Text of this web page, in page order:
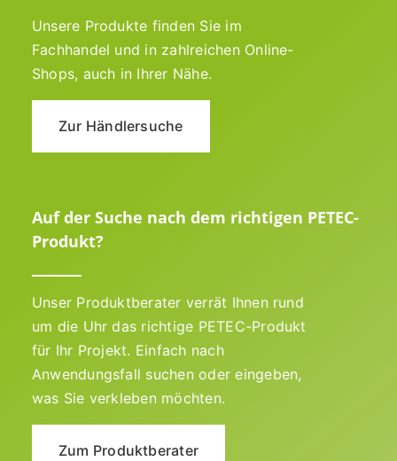
Unsere Produkte finden Sie im
Fachhandel und in zahlreichen Online-
Shops, auch in Ihrer Nähe.
Zur Händlersuche
Auf der Suche nach dem richtigen PETEC-
Produkt?
Unser Produktberater verrät Ihnen rund
um die Uhr das richtige PETEC-Produkt
für Ihr Projekt. Einfach nach
Anwendungsfall suchen oder eingeben,
was Sie verkleben möchten.
Zum Produktberater